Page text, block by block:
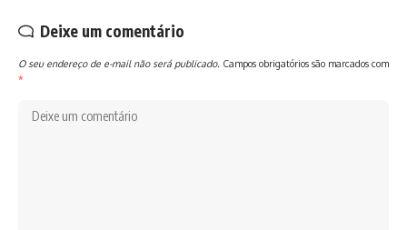
Deixe um comentário
O seu endereço de e-mail não será publicado. Campos obrigatórios são marcados com
*